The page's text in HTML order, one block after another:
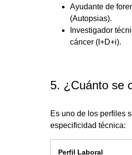
Ayudante de
(Autopsias).
Investigador
cáncer (I+D+i).
5. ¿Cuánto se
Es uno de los perfiles
especificidad técnica:
Perfil Laboral